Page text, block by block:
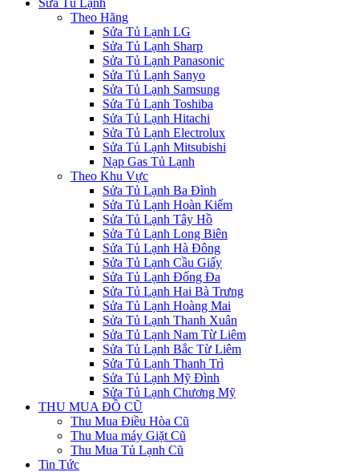
Sửa Tủ Lạnh
Theo Hãng
Sửa Tủ Lạnh LG
Sửa Tủ Lạnh Sharp
Sửa Tủ Lạnh Panasonic
Sửa Tủ Lạnh Sanyo
Sửa Tủ Lạnh Samsung
Sửa Tủ Lạnh Toshiba
Sửa Tủ Lạnh Hitachi
Sửa Tủ Lạnh Electrolux
Sửa Tủ Lạnh Mitsubishi
Nạp Gas Tủ Lạnh
Theo Khu Vực
Sửa Tủ Lạnh Ba Đình
Sửa Tủ Lạnh Hoàn Kiếm
Sửa Tủ Lạnh Tây Hồ
Sửa Tủ Lạnh Long Biên
Sửa Tủ Lạnh Hà Đông
Sửa Tủ Lạnh Cầu Giấy
Sửa Tủ Lạnh Đống Đa
Sửa Tủ Lạnh Hai Bà Trưng
Sửa Tủ Lạnh Hoàng Mai
Sửa Tủ Lạnh Thanh Xuân
Sửa Tủ Lạnh Nam Từ Liêm
Sửa Tủ Lạnh Bắc Từ Liêm
Sửa Tủ Lạnh Thanh Trì
Sửa Tủ Lạnh Mỹ Đình
Sửa Tủ Lạnh Chương Mỹ
THU MUA ĐỒ CŨ
Thu Mua Điều Hòa Cũ
Thu Mua máy Giặt Cũ
Thu Mua Tủ Lạnh Cũ
Tin Tức